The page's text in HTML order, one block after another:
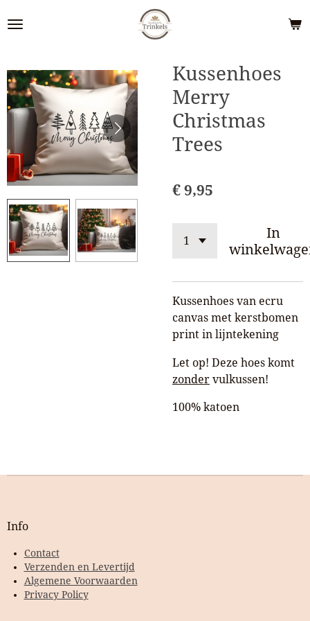
direct
hoofdinhoud
Kussenhoes
Merry
Christmas
Trees
€ 9,95
In
Kussenhoes van ecru
canvas met kerstbomen
print in lijntekening
Let op! Deze hoes komt
zonder vulkussen!
100% katoen
Info
Contact
Verzenden en Levertijd
Algemene Voorwaarden
Privacy Policy